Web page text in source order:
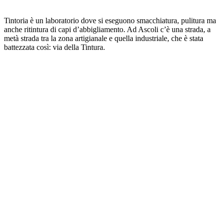
Tintoria è un laboratorio dove si eseguono smacchiatura, pulitura ma
anche ritintura di capi d’abbigliamento. Ad Ascoli c’è una strada, a
metà strada tra la zona artigianale e quella industriale, che è stata
battezzata così: via della Tintura.